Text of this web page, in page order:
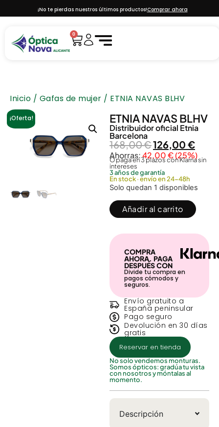
¡No te pierdas nuestros últimos productos!Comprar ahora
0
Inicio / Gafas de mujer / ETNIA NAVAS BLHV
¡Oferta! ETNIA NAVAS BLHV
Distribuidor oficial Etnia
Barcelona
168,00€126,00 €
Ahorras:42,00€(25%)
O paga en 3 plazos con Klarna sin
intereses
3 años de garantía
En stock · envío en 24-48h
Solo quedan 1 disponibles
Añadir al carrito
COMPRA
AHORA. PAGA
DESPUÉS CON
Divide tu compra en
pagos cómodos y
seguros.
Envío gratuito a
España peninsular
Pago seguro
Devolución en 30 días
gratis
Reservar en tienda
No solo vendemos monturas.
Somos ópticos: gradúa tu vista
con nosotros y móntalas al
momento.
Descripción